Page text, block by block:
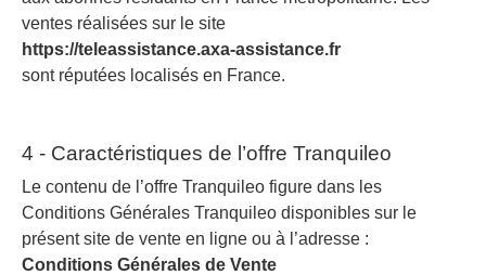
ventes réalisées sur le site
https://teleassistance.axa-assistance.fr
sont réputées localisés en France.
4 - Caractéristiques de l’offre Tranquileo
Le contenu de l’offre Tranquileo figure dans les
Conditions Générales Tranquileo disponibles sur le
présent site de vente en ligne ou à l’adresse :
Conditions Générales de Vente